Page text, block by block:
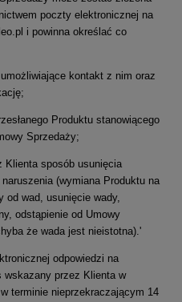
poczty elektronicznej na
i powinna określać co
kontakt z nim oraz
Produktu stanowiącego
Sprzedaży;
Klienta sposób usunięcia
(wymiana Produktu na
od wad, usunięcie wady,
odstąpienie od Umowy
że wada jest nieistotna).'
odpowiedzi na
wskazany przez Klienta w
terminie nieprzekraczającym 14